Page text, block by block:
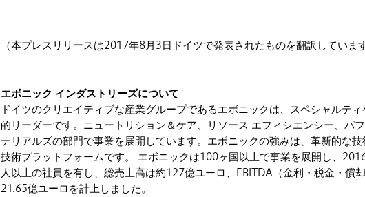
（本プレスリリースは2017年8月3日ドイツで発表されたものを翻訳していま
エボニック インダストリーズについて
ドイツのクリエイティブな産業グループであるエボニックは、スペシャルテ
的リーダーです。ニュートリション＆ケア、リソース エフィシエンシー、パ
テリアルズの部門で事業を展開しています。エボニックの強みは、革新的な
技術プラットフォームです。 エボニックは100ヶ国以上で事業を展開し、
人以上の社員を有し、総売上高は約127億ユーロ、EBITDA（金利・税金・償
21.65億ユーロを計上しました。